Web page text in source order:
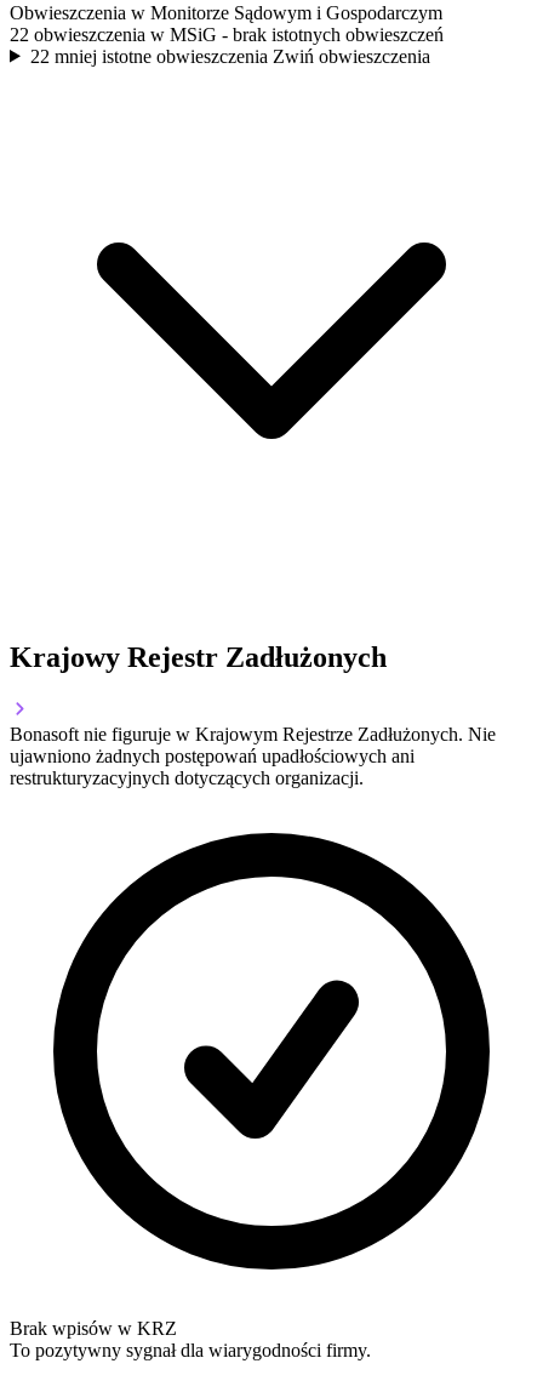
Obwieszczenia w Monitorze Sądowym i Gospodarczym
22 obwieszczenia w MSiG - brak istotnych obwieszczeń
22 mniej istotne obwieszczenia Zwiń obwieszczenia
Krajowy Rejestr Zadłużonych
Bonasoft nie figuruje w Krajowym Rejestrze Zadłużonych. Nie
ujawniono żadnych postępowań upadłościowych ani
restrukturyzacyjnych dotyczących organizacji.
Brak wpisów w KRZ
To pozytywny sygnał dla wiarygodności firmy.